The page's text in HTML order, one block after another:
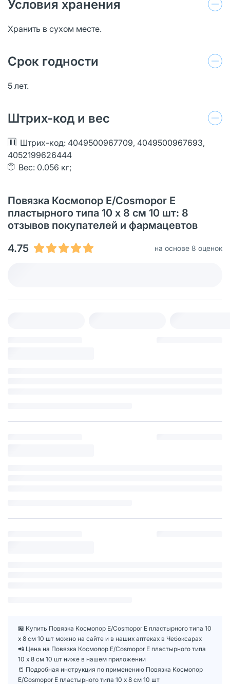
Условия хранения
Хранить в сухом месте.
Срок годности
5 лет.
Штрих-код и вес
Штрих-код: 4049500967709, 4049500967693,
4052199626444
Вес: 0.056 кг;
Повязка Космопор Е/Cosmopor Е
пластырного типа 10 х 8 см 10 шт: 8
отзывов покупателей и фармацевтов
4.75
на основе 8 оценок
🏪 Купить Повязка Космопор Е/Cosmopor Е пластырного типа 10
х 8 см 10 шт можно на сайте и в наших аптеках в Чебоксарах
📲 Цена на Повязка Космопор Е/Cosmopor Е пластырного типа
10 х 8 см 10 шт ниже в нашем приложении
📒 Подробная инструкция по применению Повязка Космопор
Е/Cosmopor Е пластырного типа 10 х 8 см 10 шт